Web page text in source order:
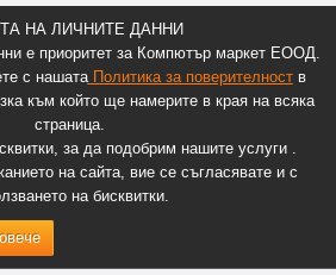
НА ЛИЧНИТЕ ДАННИ
е приоритет за Компютър маркет ЕООД.
с нашатаПолитика за поверителноств
към който ще намерите в края на всяка
страница.
за да подобрим нашите услуги .
на сайта, вие се съгласявате и с
на бисквитки.